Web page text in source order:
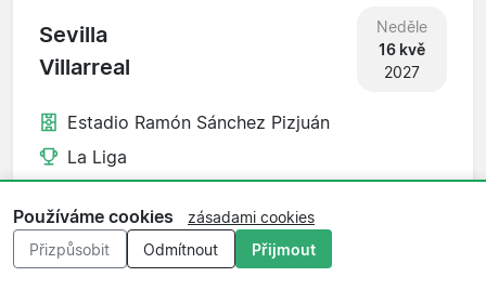
Sevilla
Villarreal
Neděle
16 kvě
2027
Estadio Ramón Sánchez Pizjuán
La Liga
Cena od
Používáme cookies
zásadami cookies
Přizpůsobit
Odmítnout Přijmout